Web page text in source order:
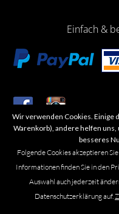
Einfach &
Marken- oder Warenzeichen
gemacht. Das Fehlen einer
Wir verwenden Cookies. Einige
Warenkorb), andere helfen
besseres
Folgende Cookies akzeptieren
Informationen finden Sie in den
Auswahl auch jederzeit
Datenschutzerklärung auf.